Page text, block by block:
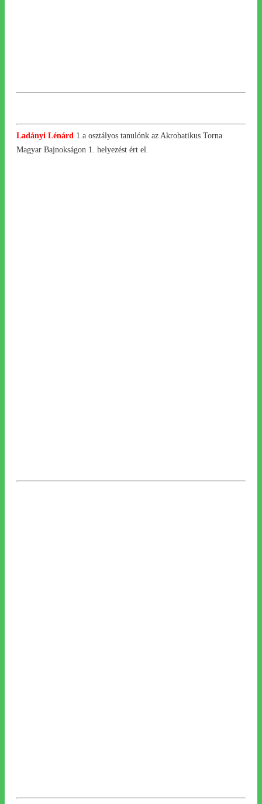
Ladányi Lénárd 1.a osztályos tanulónk az Akrobatikus Torna
Magyar Bajnokságon 1. helyezést ért el.